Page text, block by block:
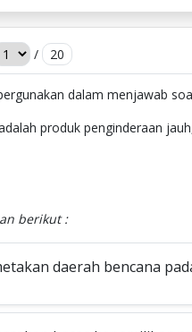
/ 20
dalam menjawab
produk penginderaan
berikut :
daerah bencana